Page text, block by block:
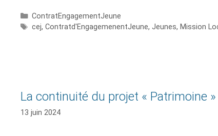
ContratEngagementJeune
cej, Contratd'EngagemenentJeune, Jeunes, Mission
La continuité du projet « Patrimoine »
13 juin 2024